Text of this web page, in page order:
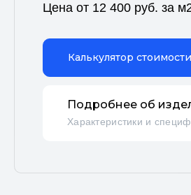
Цена от 12 400 руб. за
Калькулятор
Подробнее об
Характеристики и